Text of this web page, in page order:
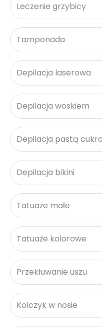
Leczenie grzybicy
Tamponada
Depilacja laserowa
Depilacja woskiem
Depilacja pastą
Depilacja bikini
Tatuaże małe
Tatuaże kolorowe
Przekłuwanie uszu
Kolczyk w nosie